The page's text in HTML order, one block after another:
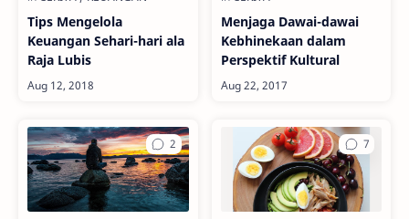
Tips Mengelola
Keuangan Sehari-hari ala
Raja Lubis
Menjaga Dawai-dawai
Kebhinekaan dalam
Perspektif Kultural